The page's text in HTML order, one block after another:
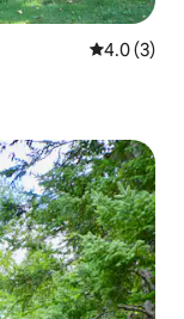
レビュー3
4.0 (3)